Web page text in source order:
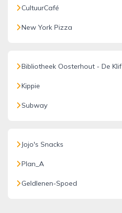
CultuurCafé
New York Pizza
Bibliotheek Oosterhout - De Klif
Kippie
Subway
Jojo's Snacks
Plan_A
Geldlenen-Spoed